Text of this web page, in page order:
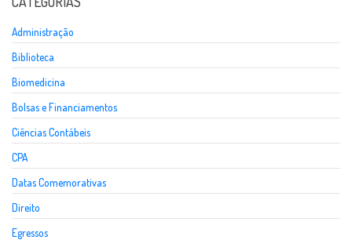
Administração
Biblioteca
Biomedicina
Bolsas e Financiamentos
Ciências Contábeis
CPA
Datas Comemorativas
Direito
Egressos